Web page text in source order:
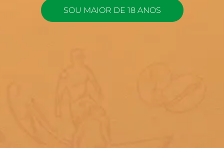
SOU MAIOR DE 18 ANOS